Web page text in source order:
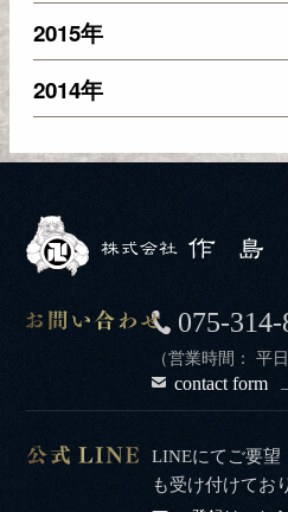
2015年
2014年
075-314-
（営業時間： 平
contact form
LINEにてご要望
も受け付けてお